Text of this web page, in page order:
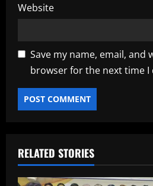
Website
Save my name, email, and
browser for the next time I
RELATED STORIES